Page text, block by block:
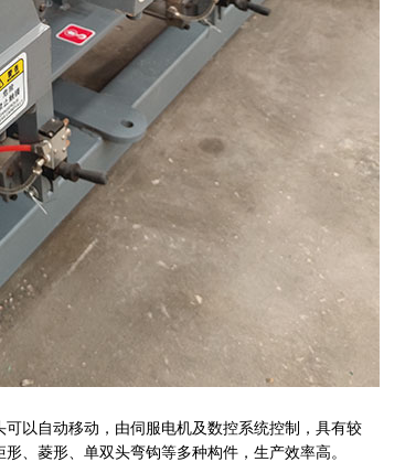
以自动移动，由伺服电机及数控系统控制，具有较
、菱形、单双头弯钩等多种构件，生产效率高 。